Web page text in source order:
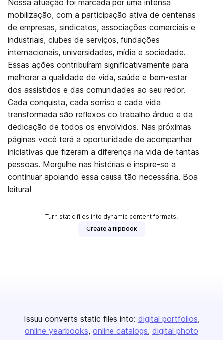
Nossa atuação foi marcada por uma intensa
mobilização, com a participação ativa de centenas
de empresas, sindicatos, associações comerciais e
industriais, clubes de serviços, fundações
internacionais, universidades, mídia e sociedade.
Essas ações contribuíram significativamente para
melhorar a qualidade de vida, saúde e bem-estar
dos assistidos e das comunidades ao seu redor.
Cada conquista, cada sorriso e cada vida
transformada são reflexos do trabalho árduo e da
dedicação de todos os envolvidos. Nas próximas
páginas você terá a oportunidade de acompanhar
iniciativas que fizeram a diferença na vida de tantas
pessoas. Mergulhe nas histórias e inspire-se a
continuar apoiando essa causa tão necessária. Boa
leitura!
Turn static files into dynamic content formats.
Create a flipbook
Issuu converts static files into: digital portfolios
online yearbooks online catalogs digital photo